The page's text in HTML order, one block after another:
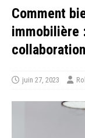
Comment
immobilière
juin 27, 2023